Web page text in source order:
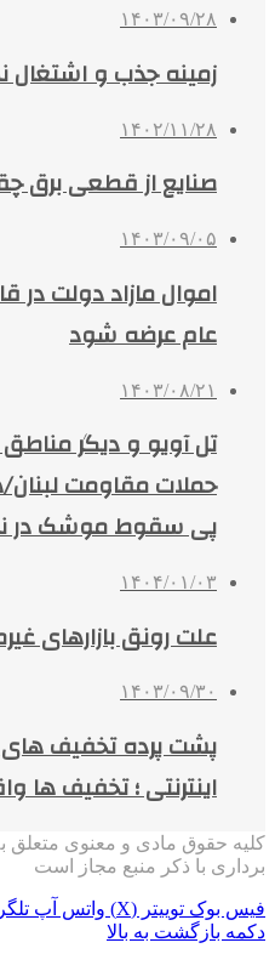
۱۴۰۳/۰۹/۲۸
زمینه جذب و اشتغال
۱۴۰۲/۱۱/۲۸
صنایع از قطعی برق
۱۴۰۳/۰۹/۰۵
اموال مازاد دولت
عام عرضه شود
۱۴۰۳/۰۸/۲۱
تل آویو و دیگر
حملات مقاومت
پی سقوط موشک در
۱۴۰۴/۰۱/۰۳
علت رونق بازارهای
۱۴۰۳/۰۹/۳۰
پشت پرده تخفیف
اینترنتی ؛ تخفیف‌ ها
کلیه حقوق مادی و معنوی متعلق
برداری با ذکر منبع مجاز است
فیس بوک توییتر (X) واتس آپ
دکمه بازگشت به بالا